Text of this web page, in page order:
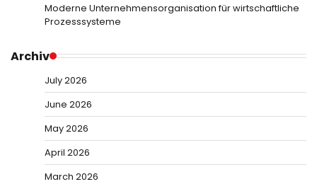
Moderne Unternehmensorganisation für wirtschaftliche
Prozesssysteme
Archiv
July 2026
June 2026
May 2026
April 2026
March 2026